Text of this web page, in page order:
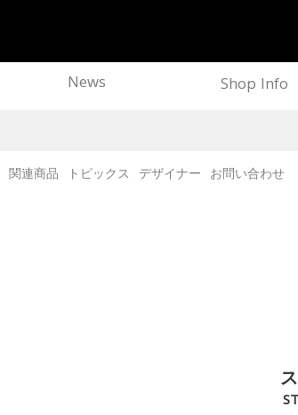
News Shop Info
関連商品 トピックス デザイナー お問い合わせ